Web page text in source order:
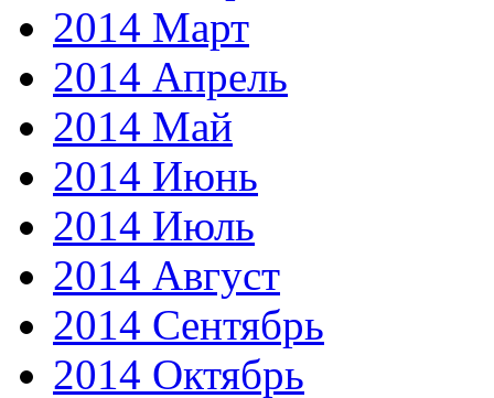
2014 Март
2014 Апрель
2014 Май
2014 Июнь
2014 Июль
2014 Август
2014 Сентябрь
2014 Октябрь